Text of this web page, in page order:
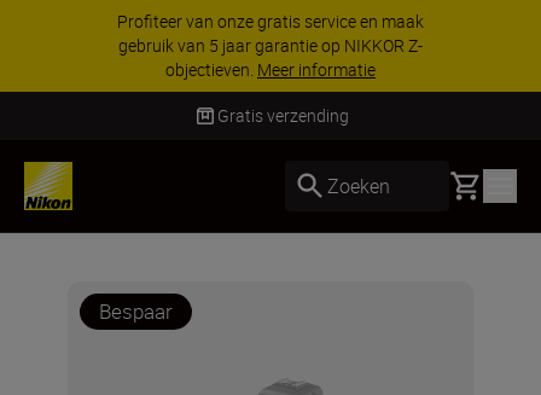
Profiteer van onze gratis service en maak
gebruik van 5 jaar garantie op NIKKOR Z-
objectieven.Meer informatie
Gratis verzending
Zoeken Basket
Bespaar